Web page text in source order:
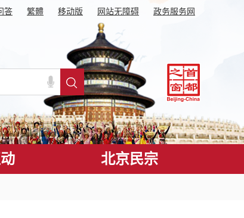
答 繁體 移动版 网站无障碍 政务服务网
北京民宗